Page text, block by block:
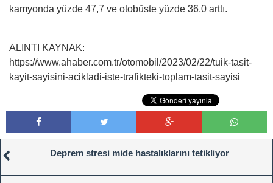
kamyonda yüzde 47,7 ve otobüste yüzde 36,0 arttı.
ALINTI KAYNAK:
https://www.ahaber.com.tr/otomobil/2023/02/22/tuik-tasit-
kayit-sayisini-acikladi-iste-trafikteki-toplam-tasit-sayisi
Deprem stresi mide hastalıklarını tetikliyor